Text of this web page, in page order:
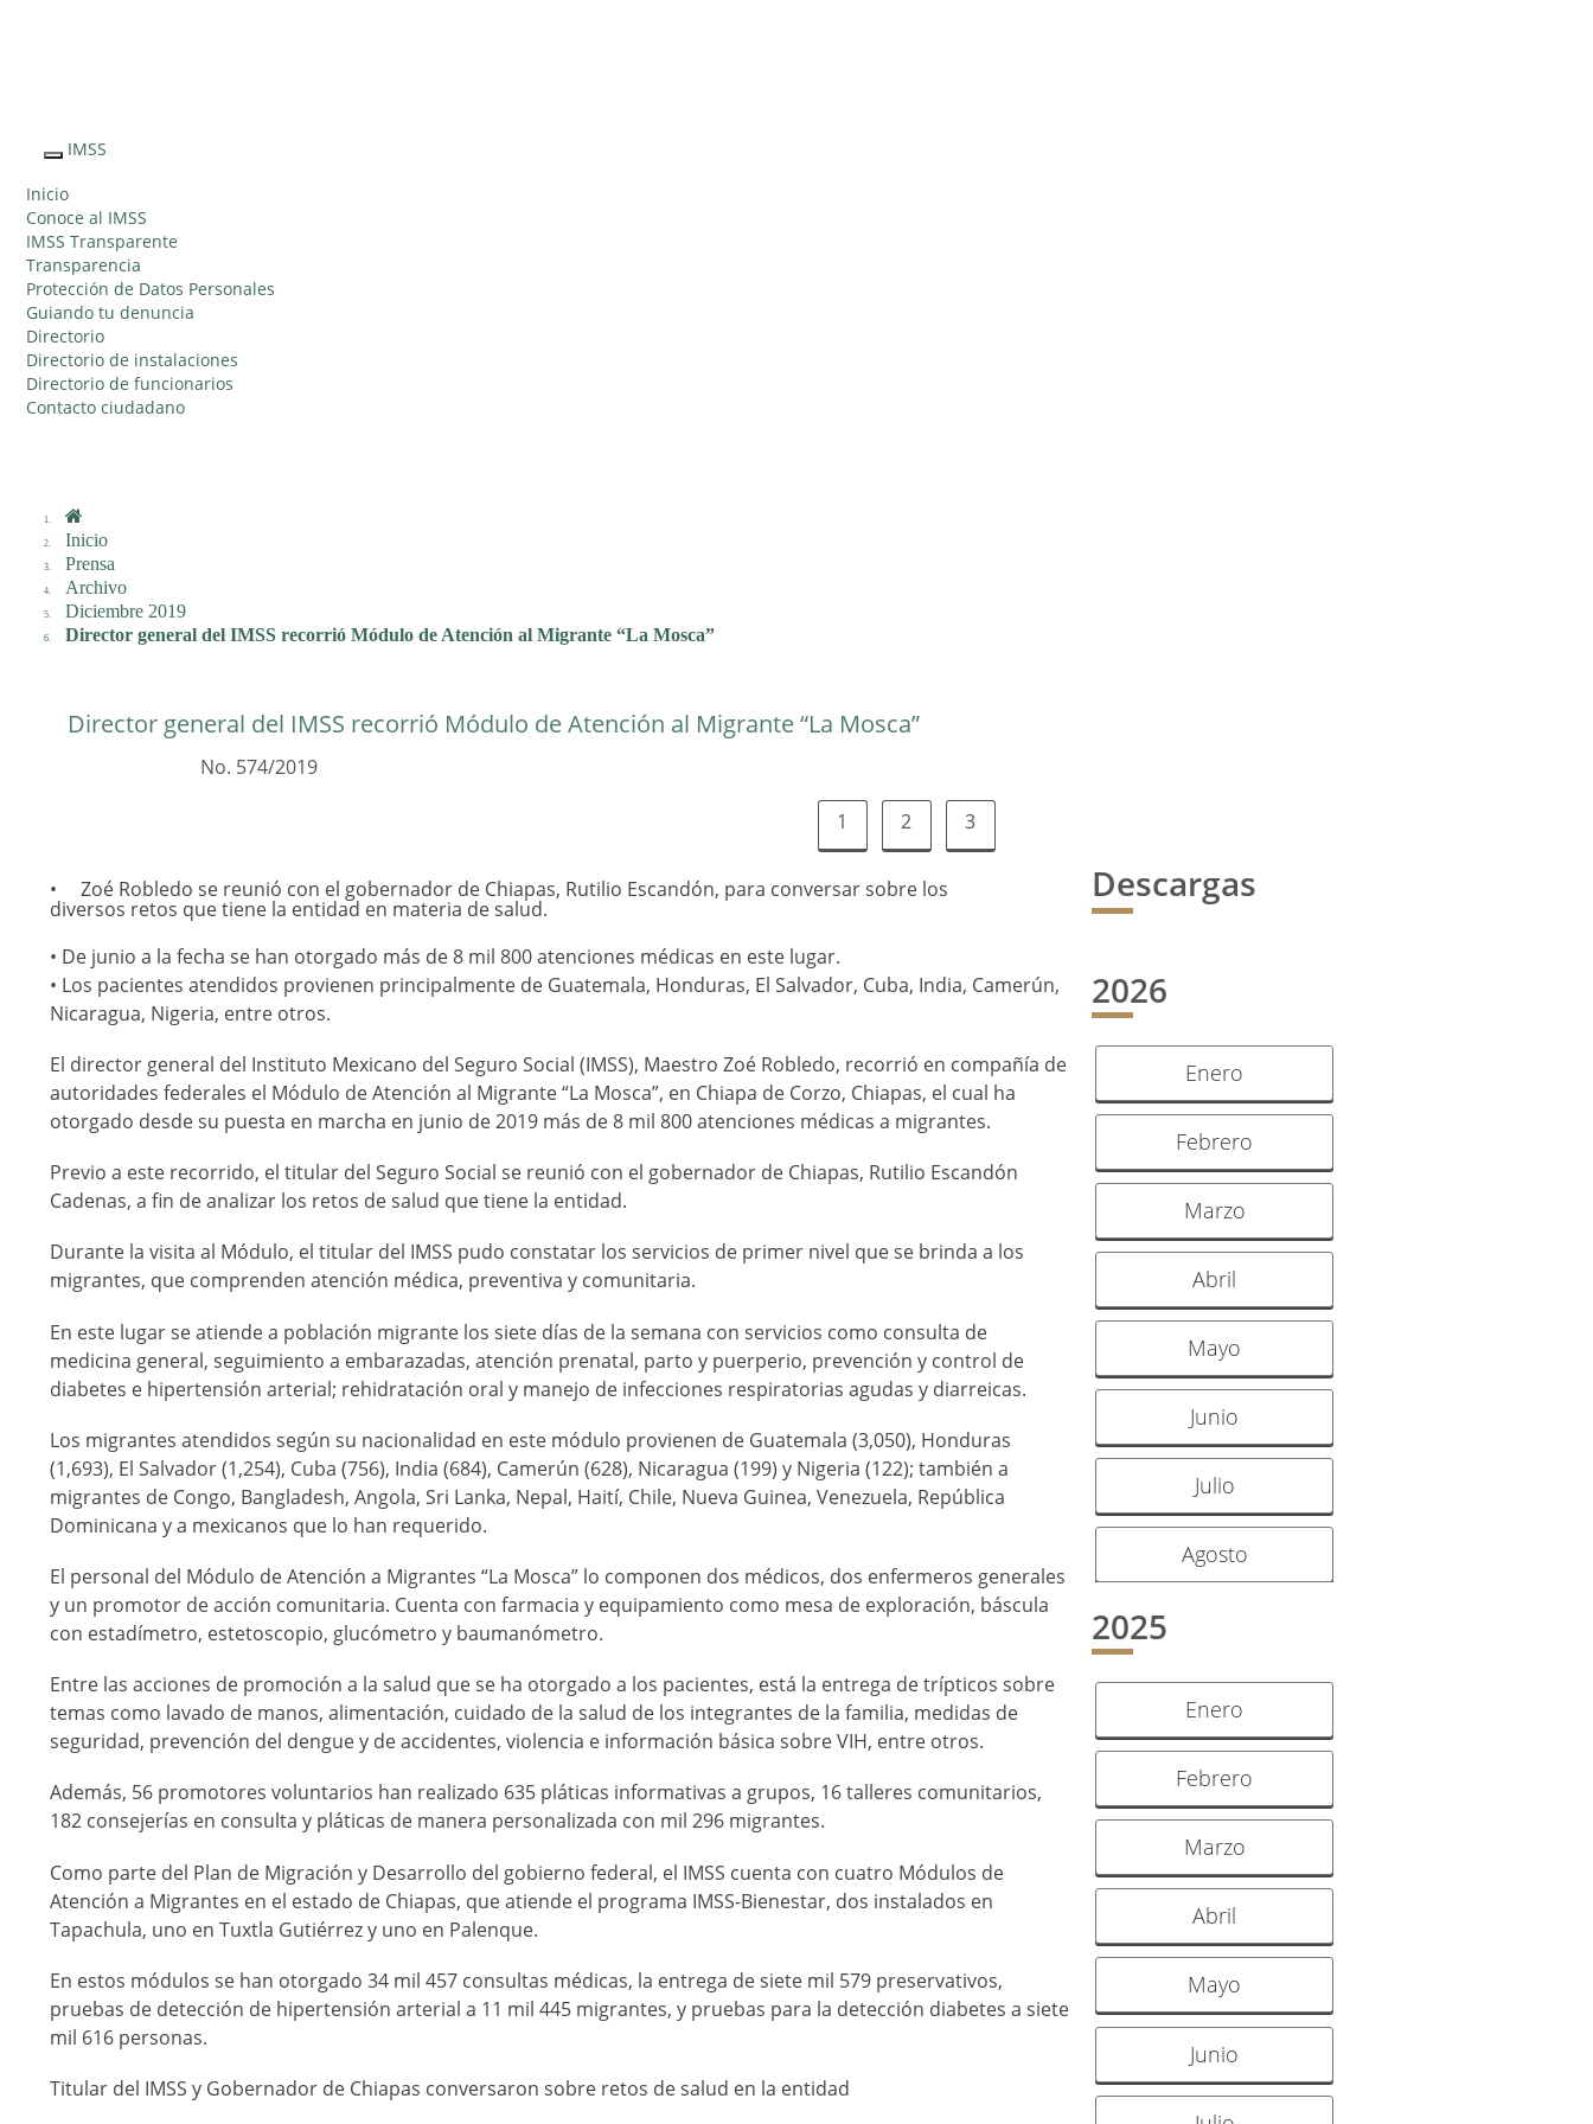
Interruptor
Navegación
IMSS
Inicio
Conoce al IMSS
IMSS Transparente
Transparencia
Protección de Datos Personales
Guiando tu denuncia
Directorio
Directorio de instalaciones
Directorio de funcionarios
Contacto ciudadano
Inicio
Prensa
Archivo
Diciembre 2019
Director general del IMSS recorrió Módulo de Atención al Migrante “La Mosca”
Director general del IMSS recorrió Módulo de Atención al Migrante “La Mosca”
No. 574/2019
1 2 3
Zoé Robledo se reunió con el gobernador de Chiapas, Rutilio Escandón, para conversar sobre los
diversos retos que tiene la entidad en materia de salud.
• De junio a la fecha se han otorgado más de 8 mil 800 atenciones médicas en este lugar.
• Los pacientes atendidos provienen principalmente de Guatemala, Honduras, El Salvador, Cuba, India, Camerún,
Nicaragua, Nigeria, entre otros.
El director general del Instituto Mexicano del Seguro Social (IMSS), Maestro Zoé Robledo, recorrió en compañía de
autoridades federales el Módulo de Atención al Migrante “La Mosca”, en Chiapa de Corzo, Chiapas, el cual ha
otorgado desde su puesta en marcha en junio de 2019 más de 8 mil 800 atenciones médicas a migrantes.
Previo a este recorrido, el titular del Seguro Social se reunió con el gobernador de Chiapas, Rutilio Escandón
Cadenas, a fin de analizar los retos de salud que tiene la entidad.
Durante la visita al Módulo, el titular del IMSS pudo constatar los servicios de primer nivel que se brinda a los
migrantes, que comprenden atención médica, preventiva y comunitaria.
En este lugar se atiende a población migrante los siete días de la semana con servicios como consulta de
medicina general, seguimiento a embarazadas, atención prenatal, parto y puerperio, prevención y control de
diabetes e hipertensión arterial; rehidratación oral y manejo de infecciones respiratorias agudas y diarreicas.
Los migrantes atendidos según su nacionalidad en este módulo provienen de Guatemala (3,050), Honduras
(1,693), El Salvador (1,254), Cuba (756), India (684), Camerún (628), Nicaragua (199) y Nigeria (122); también a
migrantes de Congo, Bangladesh, Angola, Sri Lanka, Nepal, Haití, Chile, Nueva Guinea, Venezuela, República
Dominicana y a mexicanos que lo han requerido.
El personal del Módulo de Atención a Migrantes “La Mosca” lo componen dos médicos, dos enfermeros generales
y un promotor de acción comunitaria. Cuenta con farmacia y equipamiento como mesa de exploración, báscula
con estadímetro, estetoscopio, glucómetro y baumanómetro.
Entre las acciones de promoción a la salud que se ha otorgado a los pacientes, está la entrega de trípticos sobre
temas como lavado de manos, alimentación, cuidado de la salud de los integrantes de la familia, medidas de
seguridad, prevención del dengue y de accidentes, violencia e información básica sobre VIH, entre otros.
Además, 56 promotores voluntarios han realizado 635 pláticas informativas a grupos, 16 talleres comunitarios,
182 consejerías en consulta y pláticas de manera personalizada con mil 296 migrantes.
Como parte del Plan de Migración y Desarrollo del gobierno federal, el IMSS cuenta con cuatro Módulos de
Atención a Migrantes en el estado de Chiapas, que atiende el programa IMSS-Bienestar, dos instalados en
Tapachula, uno en Tuxtla Gutiérrez y uno en Palenque.
En estos módulos se han otorgado 34 mil 457 consultas médicas, la entrega de siete mil 579 preservativos,
pruebas de detección de hipertensión arterial a 11 mil 445 migrantes, y pruebas para la detección diabetes a siete
mil 616 personas.
Titular del IMSS y Gobernador de Chiapas conversaron sobre retos de salud en la entidad
Descargas
2026
Enero
Febrero
Marzo
Abril
Mayo
Junio
Julio
Agosto
2025
Enero
Febrero
Marzo
Abril
Mayo
Junio